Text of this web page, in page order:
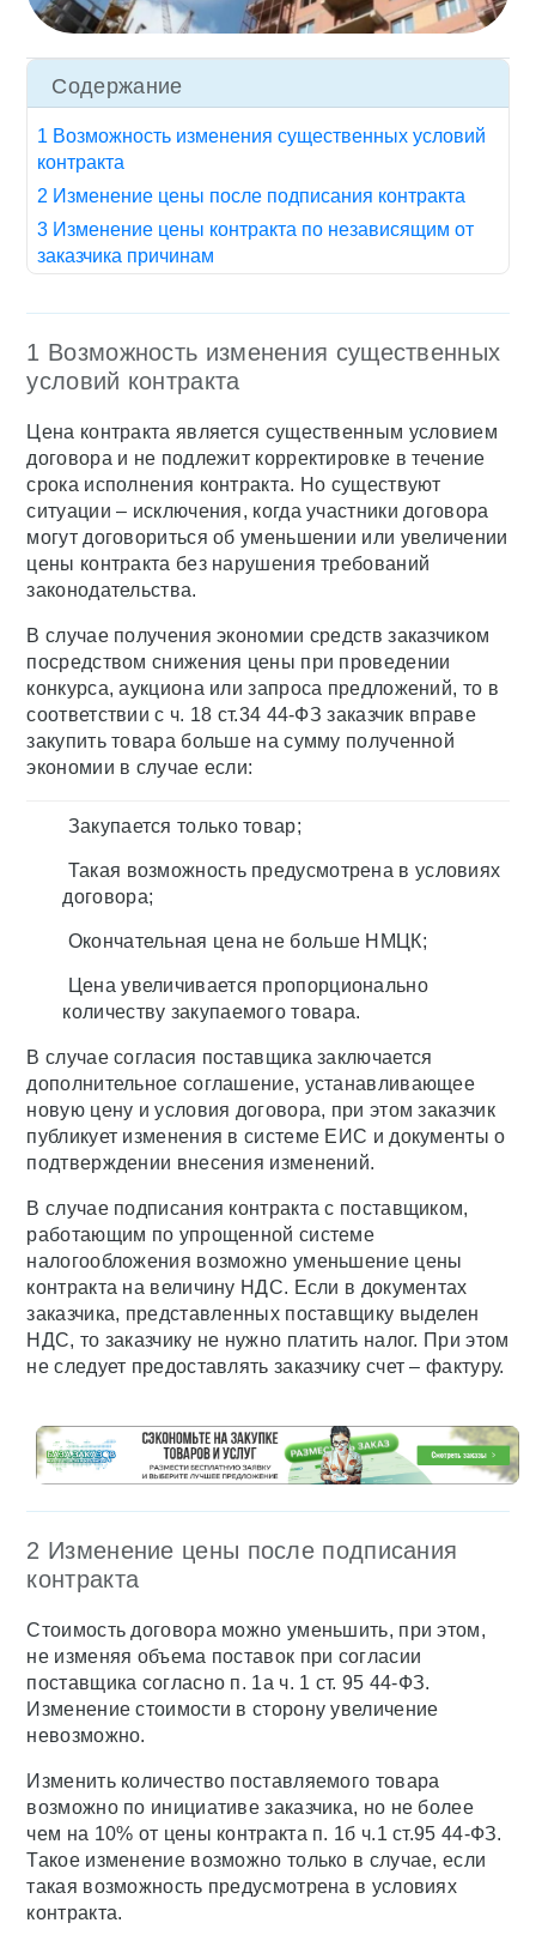
Содержание
1 Возможность изменения существенных условий
контракта
2 Изменение цены после подписания контракта
3 Изменение цены контракта по независящим от
заказчика причинам
1 Возможность изменения существенных
условий контракта
Цена контракта является существенным условием
договора и не подлежит корректировке в течение
срока исполнения контракта. Но существуют
ситуации – исключения, когда участники договора
могут договориться об уменьшении или увеличении
цены контракта без нарушения требований
законодательства.
В случае получения экономии средств заказчиком
посредством снижения цены при проведении
конкурса, аукциона или запроса предложений, то в
соответствии с ч. 18 ст.34 44-ФЗ заказчик вправе
закупить товара больше на сумму полученной
экономии в случае если:
Закупается только товар;
Такая возможность предусмотрена в условиях
договора;
Окончательная цена не больше НМЦК;
Цена увеличивается пропорционально
количеству закупаемого товара.
В случае согласия поставщика заключается
дополнительное соглашение, устанавливающее
новую цену и условия договора, при этом заказчик
публикует изменения в системе ЕИС и документы о
подтверждении внесения изменений.
В случае подписания контракта с поставщиком,
работающим по упрощенной системе
налогообложения возможно уменьшение цены
контракта на величину НДС. Если в документах
заказчика, представленных поставщику выделен
НДС, то заказчику не нужно платить налог. При этом
не следует предоставлять заказчику счет – фактуру.
2 Изменение цены после подписания
контракта
Стоимость договора можно уменьшить, при этом,
не изменяя объема поставок при согласии
поставщика согласно п. 1а ч. 1 ст. 95 44-ФЗ.
Изменение стоимости в сторону увеличение
невозможно.
Изменить количество поставляемого товара
возможно по инициативе заказчика, но не более
чем на 10% от цены контракта п. 1б ч.1 ст.95 44-ФЗ.
Такое изменение возможно только в случае, если
такая возможность предусмотрена в условиях
контракта.